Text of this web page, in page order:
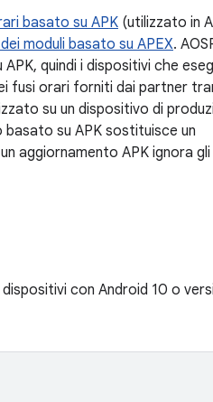
basato su APK (utilizzato in
moduli basato su APEX.
quindi i dispositivi che
fusi orari forniti dai partner
su un dispositivo di
basato su APK sostituisce un
aggiornamento APK ignora gli
con Android 10 o